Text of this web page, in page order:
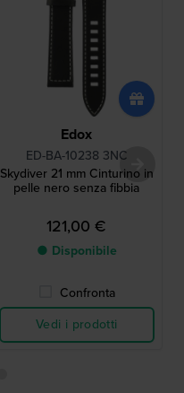
Edox
ED-BA-10238 3NC
Skydiver 21 mm Cinturino in
pelle nero senza fibbia
121,00 €
● Disponibile
Confronta
Vedi i prodotti